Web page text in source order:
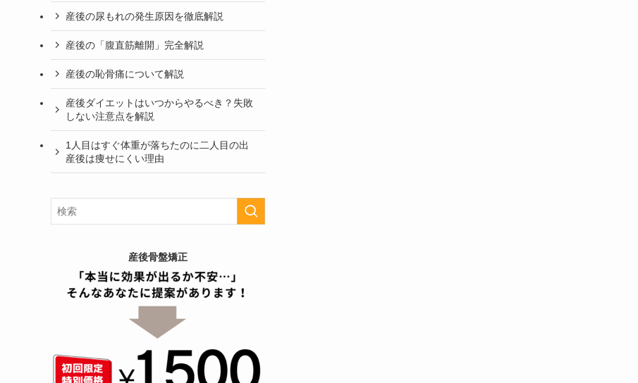
産後の尿もれの発生原因を徹底解説
産後の「腹直筋離開」完全解説
産後の恥骨痛について解説
産後ダイエットはいつからやるべき？失敗
しない注意点を解説
1人目はすぐ体重が落ちたのに二人目の出
産後は痩せにくい理由
産後骨盤矯正